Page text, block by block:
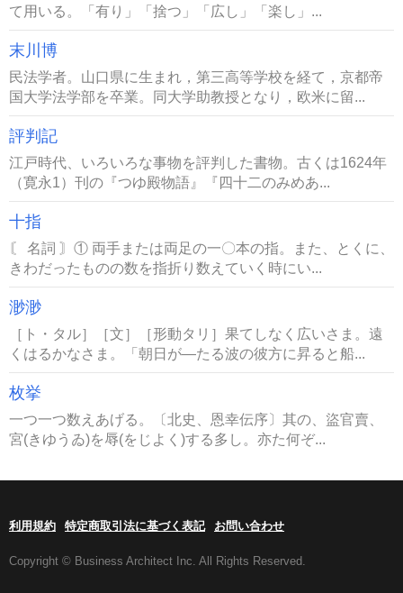
て用いる。「有り」「捨つ」「広し」「楽し」...
末川博
民法学者。山口県に生まれ，第三高等学校を経て，京都帝
国大学法学部を卒業。同大学助教授となり，欧米に留...
評判記
江戸時代、いろいろな事物を評判した書物。古くは1624年
（寛永1）刊の『つゆ殿物語』『四十二のみめあ...
十指
〘 名詞 〙① 両手または両足の一〇本の指。また、とくに、
きわだったものの数を指折り数えていく時にい...
渺渺
［ト・タル］［文］［形動タリ］果てしなく広いさま。遠
くはるかなさま。「朝日が―たる波の彼方に昇ると船...
枚挙
一つ一つ数えあげる。〔北史、恩幸伝序〕其の、盜官賣、
宮(きゆうゐ)を辱(をじよく)する多し。亦た何ぞ...
利用規約 特定商取引法に基づく表記 お問い合わせ
Copyright © Business Architect Inc. All Rights Reserved.